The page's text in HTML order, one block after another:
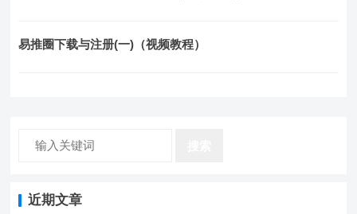
易推圈下载与注册(一)（视频教程）
近期文章